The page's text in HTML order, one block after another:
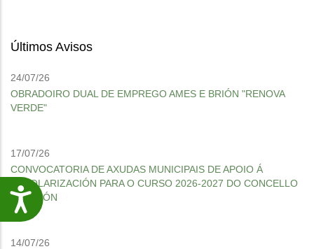
Accesibilidade
Últimos Avisos
24/07/26
OBRADOIRO DUAL DE EMPREGO AMES E BRIÓN "RENOVA
VERDE"
17/07/26
CONVOCATORIA DE AXUDAS MUNICIPAIS DE APOIO Á
ESCOLARIZACIÓN PARA O CURSO 2026-2027 DO CONCELLO
DE BRIÓN
14/07/26